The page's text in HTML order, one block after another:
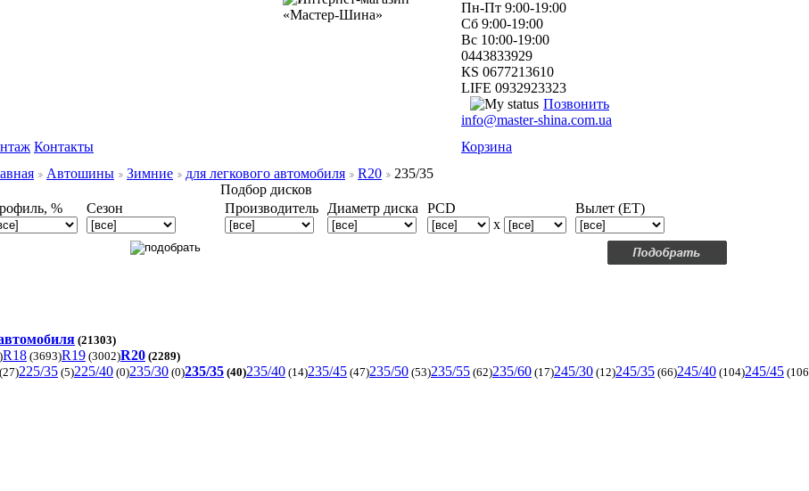
Пн-Пт 9:00-19:00
Сб 9:00-19:00
Вс 10:00-19:00
0443833929
КS 0677213610
LIFE 0932923323
Позвонить
info@master-shina.com.ua
Контакты
Корзина
Автошины Зимние для легкового автомобиля R20
235/35
% Сезон
Подбор дисков
Производитель
Диаметр диска
PCD
x
Вылет (ET)
(21303)
R18 (3693)R19 (3002)R20 (2289)
(27)225/35 (5)225/40 (0)235/30 (0)235/35 (40)235/40 (14)235/45 (47)235/50 (53)235/55 (62)235/60 (17)245/30 (12)245/35 (66)245/40 (104)245/45